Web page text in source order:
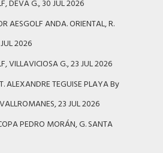
DEVA G., 30 JUL 2026
AESGOLF ANDA. ORIENTAL, R.
2026
VILLAVICIOSA G., 23 JUL 2026
ALEXANDRE TEGUISE PLAYA By
23 JUL 2026
PEDRO MORÁN, G. SANTA